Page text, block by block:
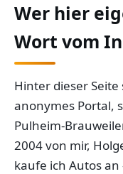
Wer hier
Wort vom
Hinter dieser
anonymes Portal,
Pulheim-
2004 von mir,
kaufe ich Autos